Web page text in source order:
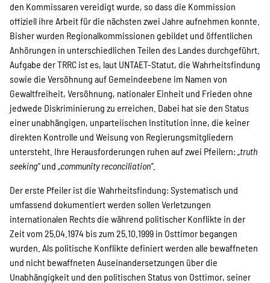
den Kommissaren vereidigt wurde, so dass die Kommission
offiziell ihre Arbeit für die nächsten zwei Jahre aufnehmen konnte.
Bisher wurden Regionalkommissionen gebildet und öffentlichen
Anhörungen in unterschiedlichen Teilen des Landes durchgeführt.
Aufgabe der TRRC ist es, laut UNTAET-Statut, die Wahrheitsfindung
sowie die Versöhnung auf Gemeindeebene im Namen von
Gewaltfreiheit, Versöhnung, nationaler Einheit und Frieden ohne
jedwede Diskriminierung zu erreichen. Dabei hat sie den Status
einer unabhängigen, unparteiischen Institution inne, die keiner
direkten Kontrolle und Weisung von Regierungsmitgliedern
untersteht. Ihre Herausforderungen ruhen auf zwei Pfeilern: „truth
seeking“und „community reconciliation“.
Der erste Pfeiler ist die Wahrheitsfindung: Systematisch und
umfassend dokumentiert werden sollen Verletzungen
internationalen Rechts die während politischer Konflikte in der
Zeit vom 25.04.1974 bis zum 25.10.1999 in Osttimor begangen
wurden. Als politische Konflikte definiert werden alle bewaffneten
und nicht bewaffneten Auseinandersetzungen über die
Unabhängigkeit und den politischen Status von Osttimor, seiner